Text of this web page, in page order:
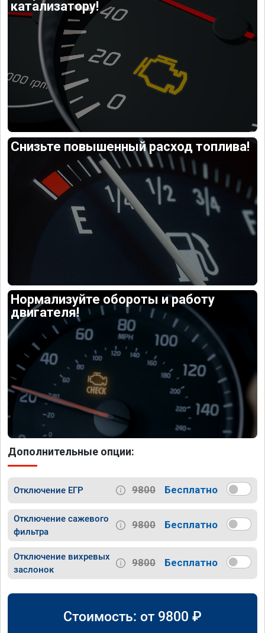
катализатору!
Снизьте повышенный расход топлива!
Нормализуйте обороты и работу
двигателя!
Дополнительные опции:
Отключение ЕГР 9800 Бесплатно
Отключение сажевого
фильтра
9800 Бесплатно
Отключение вихревых
заслонок
9800 Бесплатно
Стоимость: от 9800 ₽